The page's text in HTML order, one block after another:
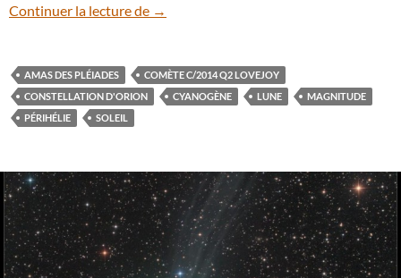
Continuer la lecture de La comète C/2014 Q2 Lovejoy et l’amas
→
AMAS DES PLÉIADES
COMÈTE C/2014 Q2 LOVEJOY
CONSTELLATION D'ORION
CYANOGÈNE LUNE
MAGNITUDE
PÉRIHÉLIE
SOLEIL